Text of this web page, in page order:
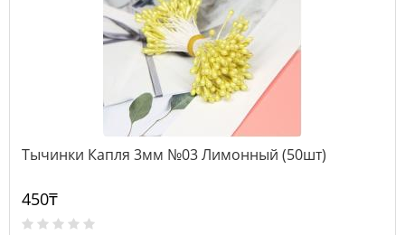
Тычинки Капля 3мм №03 Лимонный (50шт)
450₸